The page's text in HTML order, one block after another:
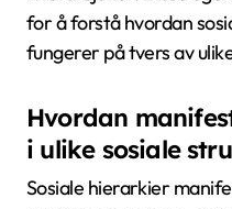
reflekterer ofte en
som påvirker tilgang til
individer eller grupper
som former
definerer forventede
ens posisjon i hierarkiet,